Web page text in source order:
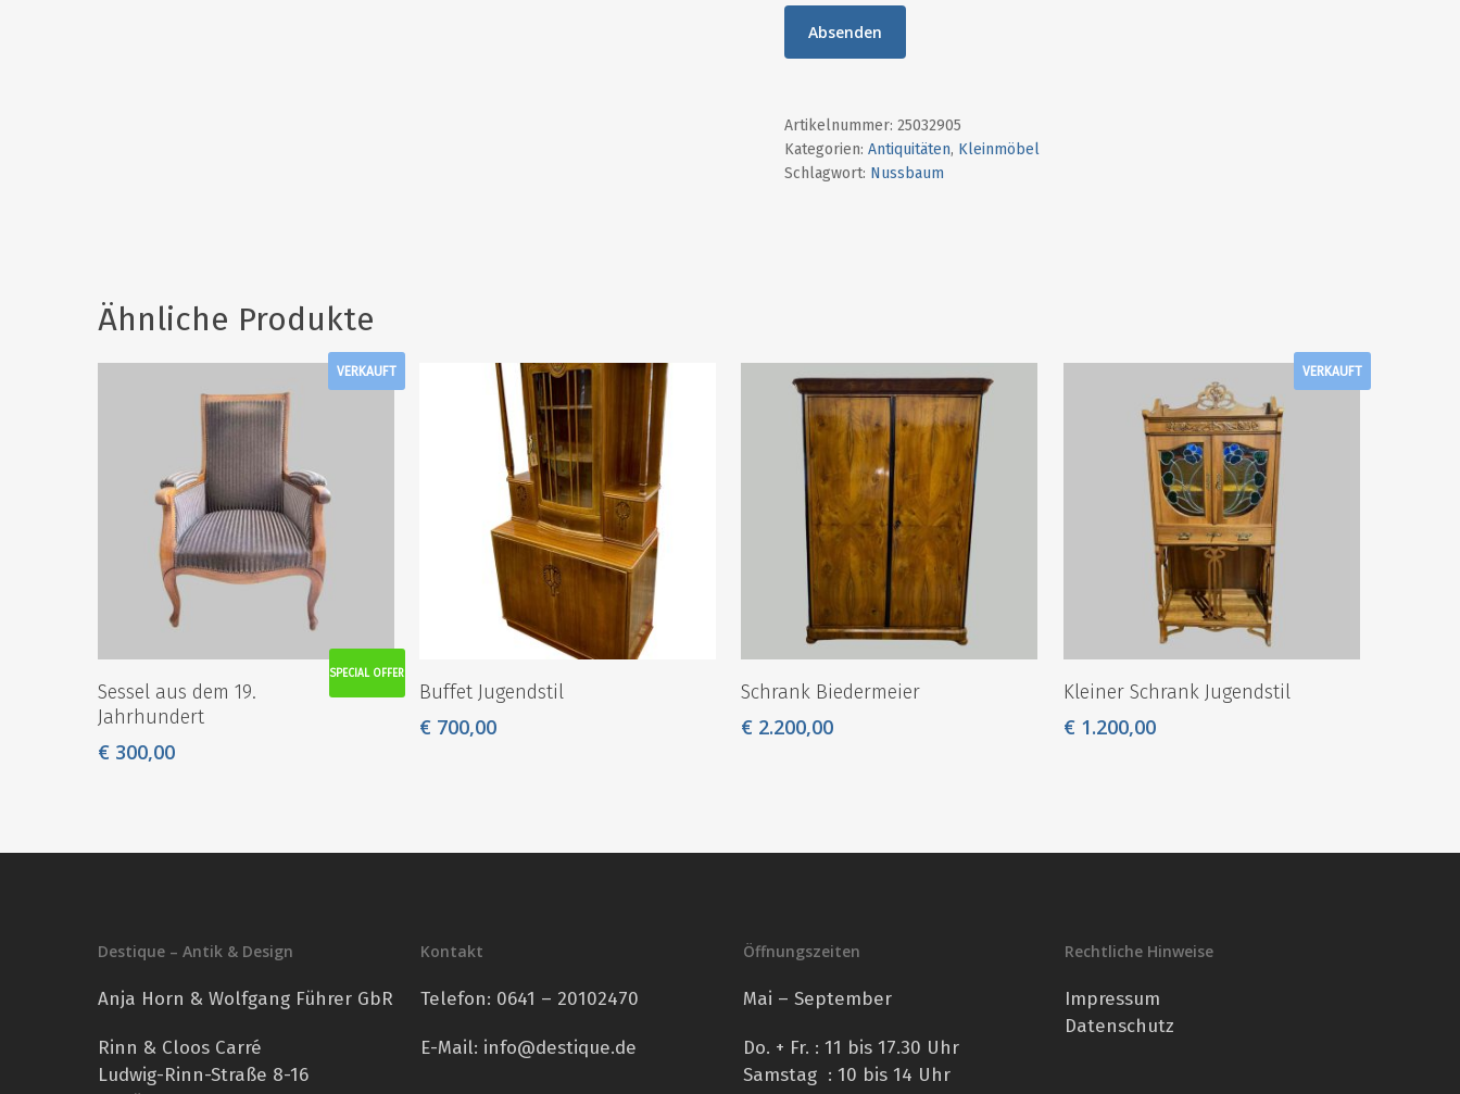
Artikelnummer: 25032905
Kategorien: Antiquitäten, Kleinmöbel
Schlagwort: Nussbaum
Ähnliche Produkte
VERKAUFT
SPECIAL OFFER
Sessel aus dem 19.
Jahrhundert
€ 300,00
Buffet Jugendstil
€ 700,00
Schrank Biedermeier
€ 2.200,00
VERKAUFT
Kleiner Schrank Jugendstil
€1.200,00
Destique – Antik & Design
Anja Horn & Wolfgang Führer GbR
Rinn & Cloos Carré
Ludwig-Rinn-Straße 8-16
Kontakt
Telefon: 0641 – 20102470
E-Mail: info@destique.de
Öffnungszeiten
Mai – September
Do. + Fr. : 11 bis 17.30 Uhr
Samstag : 10 bis 14 Uhr
Rechtliche Hinweise
Impressum
Datenschutz